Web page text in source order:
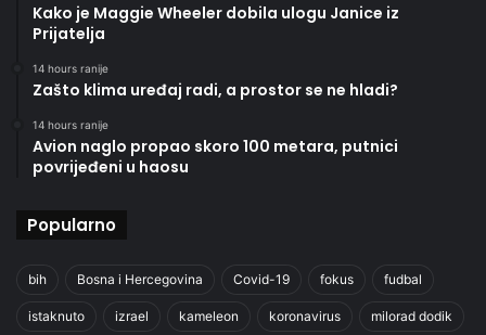
Kako je Maggie Wheeler dobila ulogu Janice iz
Prijatelja
14 hours ranije
Zašto klima uređaj radi, a prostor se ne hladi?
14 hours ranije
Avion naglo propao skoro 100 metara, putnici
povrijeđeni u haosu
Popularno
bih Bosna i Hercegovina Covid-19 fokus fudbal
istaknuto izrael kameleon koronavirus milorad dodik